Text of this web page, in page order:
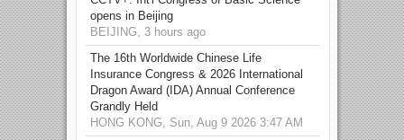
opens in Beijing
BEIJING, 3 hours ago
The 16th Worldwide Chinese Life
Insurance Congress & 2026 International
Dragon Award (IDA) Annual Conference
Grandly Held
HONG KONG, Sun, Aug 9 2026 3:47 AM